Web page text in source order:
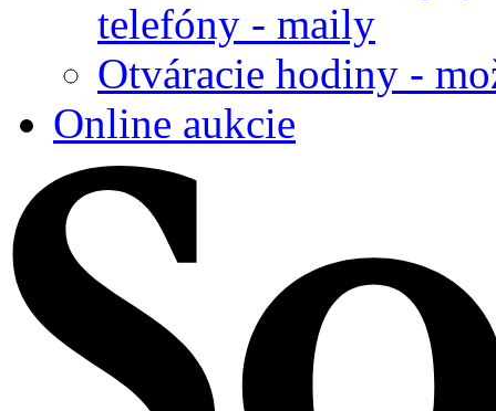
telefóny - maily
Otváracie hodiny -
Online aukcie